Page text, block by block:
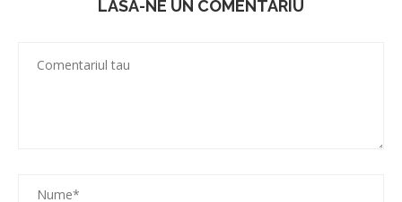
LASA-NE UN COMENTARIU